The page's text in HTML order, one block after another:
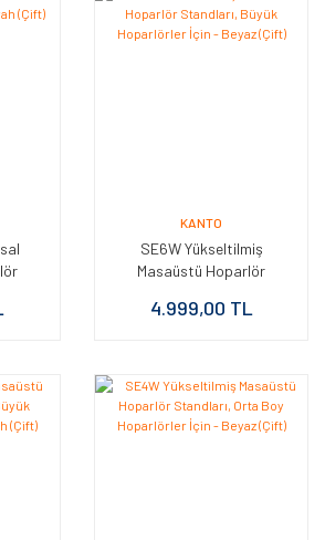
KANTO
SE6W Yükseltilmiş
Masaüstü Hoparlör
Hoparlörler İçin - Beyaz
4.999,00 TL